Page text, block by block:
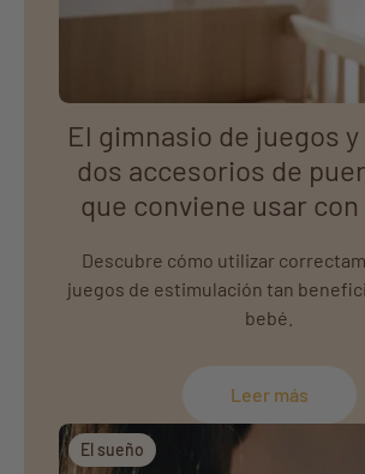
El gimnasio de juegos
dos accesorios de
que conviene usar
Descubre cómo utilizar
juegos de estimulación tan
bebé.
Leer más
El sueño